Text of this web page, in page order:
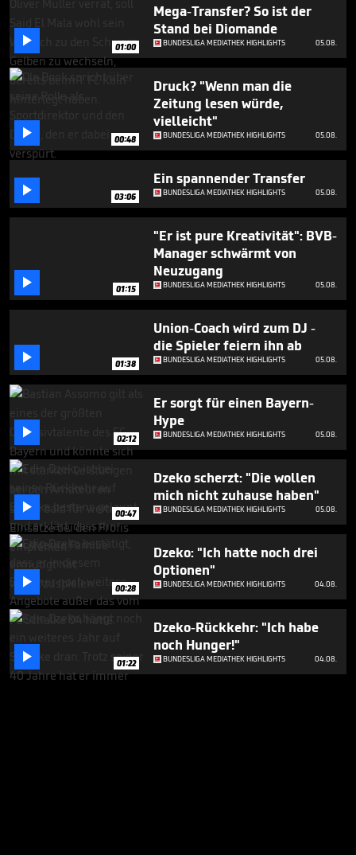
 01:00
Mega-Transfer? So ist der
Stand bei Diomande
BUNDESLIGA MEDIATHEK HIGHLIGHTS 05.08.
 00:48
Druck? "Wenn man die
Zeitung lesen würde,
vielleicht"
BUNDESLIGA MEDIATHEK HIGHLIGHTS 05.08.
 03:06
Ein spannender Transfer
BUNDESLIGA MEDIATHEK HIGHLIGHTS 05.08.
 01:15
"Er ist pure Kreativität": BVB-
Manager schwärmt von
Neuzugang
BUNDESLIGA MEDIATHEK HIGHLIGHTS 05.08.
 01:38
Union-Coach wird zum DJ -
die Spieler feiern ihn ab
BUNDESLIGA MEDIATHEK HIGHLIGHTS 05.08.
 02:12
Er sorgt für einen Bayern-
Hype
BUNDESLIGA MEDIATHEK HIGHLIGHTS 05.08.
 00:47
Dzeko scherzt: "Die wollen
mich nicht zuhause haben"
BUNDESLIGA MEDIATHEK HIGHLIGHTS 05.08.
 00:28
Dzeko: "Ich hatte noch drei
Optionen"
BUNDESLIGA MEDIATHEK HIGHLIGHTS 04.08.
 01:22
Dzeko-Rückkehr: "Ich habe
noch Hunger!"
BUNDESLIGA MEDIATHEK HIGHLIGHTS 04.08.